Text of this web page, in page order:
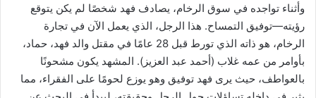
وأثناء تواجده في سوق الرخام، يصادف فهد شخصًا لم يكن يتوقع
رؤيته—توفيق التمساح. هذا الرجل، الذي يعمل الآن في تجارة
الرخام، هو ذاته الذي تورط قبل 28 عامًا في مقتل والد فهد، حماد،
بأوامر من عمه غلاب (أحمد عبد العزيز). المشهد يكون مشحونًا
بالعواطف، حيث يرى فهد توفيق وهو يوزع لحومًا على الفقراء، مما